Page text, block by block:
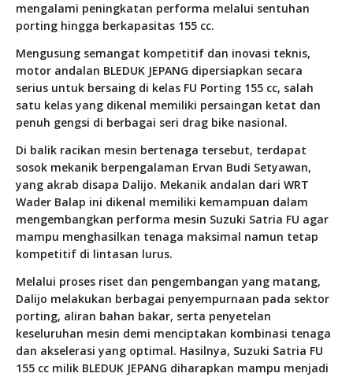
mengalami peningkatan performa melalui sentuhan
porting hingga berkapasitas 155 cc.
Mengusung semangat kompetitif dan inovasi teknis,
motor andalan BLEDUK JEPANG dipersiapkan secara
serius untuk bersaing di kelas FU Porting 155 cc, salah
satu kelas yang dikenal memiliki persaingan ketat dan
penuh gengsi di berbagai seri drag bike nasional.
Di balik racikan mesin bertenaga tersebut, terdapat
sosok mekanik berpengalaman Ervan Budi Setyawan,
yang akrab disapa Dalijo. Mekanik andalan dari WRT
Wader Balap ini dikenal memiliki kemampuan dalam
mengembangkan performa mesin Suzuki Satria FU agar
mampu menghasilkan tenaga maksimal namun tetap
kompetitif di lintasan lurus.
Melalui proses riset dan pengembangan yang matang,
Dalijo melakukan berbagai penyempurnaan pada sektor
porting, aliran bahan bakar, serta penyetelan
keseluruhan mesin demi menciptakan kombinasi tenaga
dan akselerasi yang optimal. Hasilnya, Suzuki Satria FU
155 cc milik BLEDUK JEPANG diharapkan mampu menjadi